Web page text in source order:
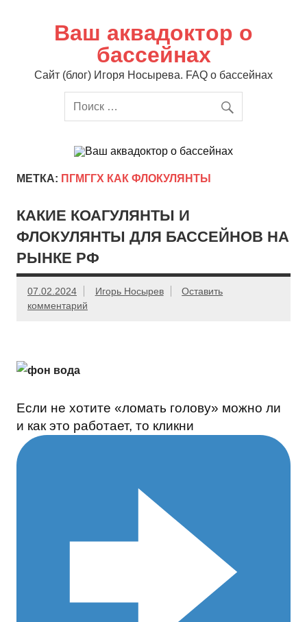
содержимомуВаш аквадоктор о
бассейнах
Сайт (блог) Игоря Носырева. FAQ о бассейнах
МЕТКА: ПГМГГХ КАК ФЛОКУЛЯНТЫ
КАКИЕ КОАГУЛЯНТЫ И
ФЛОКУЛЯНТЫ ДЛЯ БАССЕЙНОВ НА
РЫНКЕ РФ
07.02.2024 Игорь Носырев
Оставить
комментарий
Если не хотите «ломать голову» можно ли
и как это работает, то кликни